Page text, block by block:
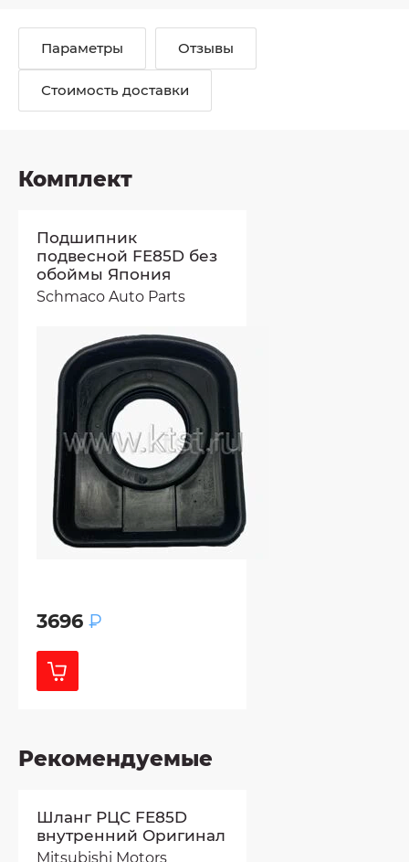
Параметры Отзывы
Стоимость доставки
Комплект
Подшипник
подвесной FE85D без
обоймы Япония
Schmaco Auto Parts
3696 ₽
Рекомендуемые
Шланг РЦС FE85D
внутренний Оригинал
Mitsubishi Motors